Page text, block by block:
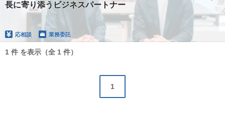
長に寄り添うビジネスパートナー
応相談 業務委託
1 件 を表示（全 1 件）
1